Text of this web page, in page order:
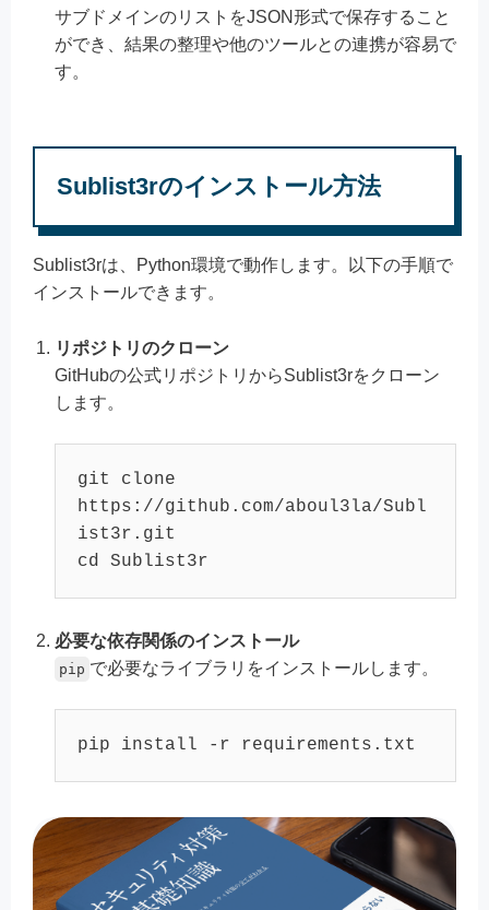
サブドメインのリストをJSON形式で保存すること
ができ、結果の整理や他のツールとの連携が容易で
す。
Sublist3rのインストール方法
Sublist3rは、Python環境で動作します。以下の手順で
インストールできます。
リポジトリのクローン
GitHubの公式リポジトリからSublist3rをクローン
します。
git clone
https://github.com/aboul3la/Subl
cd
必要な依存関係のインストール
pip で必要なライブラリをインストールします。
pip install -r requirements.txt